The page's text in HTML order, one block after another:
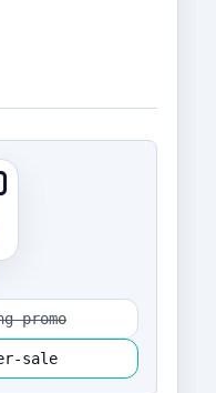
promo
sale